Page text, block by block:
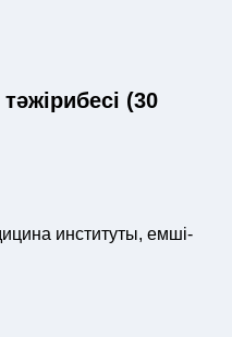
(30
институты, емші-